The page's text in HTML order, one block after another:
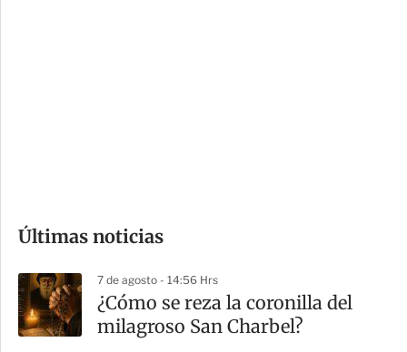
m
a
r
t
Últimas noticias
7 de agosto - 14:56 Hrs
¿Cómo se reza la coronilla del
milagroso San Charbel?